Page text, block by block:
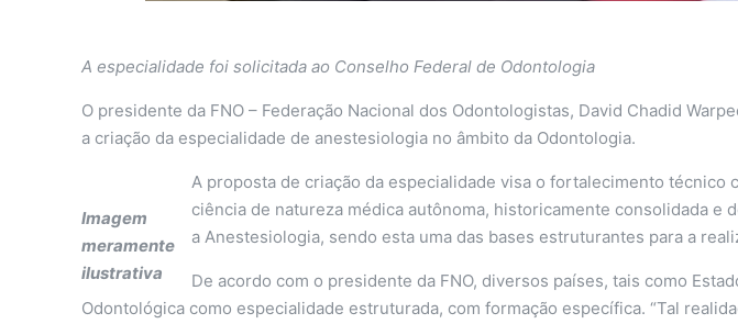
A especialidade foi solicitada ao Conselho Federal de Odontologia
O presidente da FNO – Federação Nacional dos Odontologistas, David Chadid
a criação da especialidade de anestesiologia no âmbito da Odontologia.
Imagem
meramente
ilustrativa
A proposta de criação da especialidade visa o fortalecimento
ciência de natureza médica autônoma, historicamente consolidada
a Anestesiologia, sendo esta uma das bases estruturantes para a
De acordo com o presidente da FNO, diversos países, tais como
Odontológica como especialidade estruturada, com formação específica. “Tal